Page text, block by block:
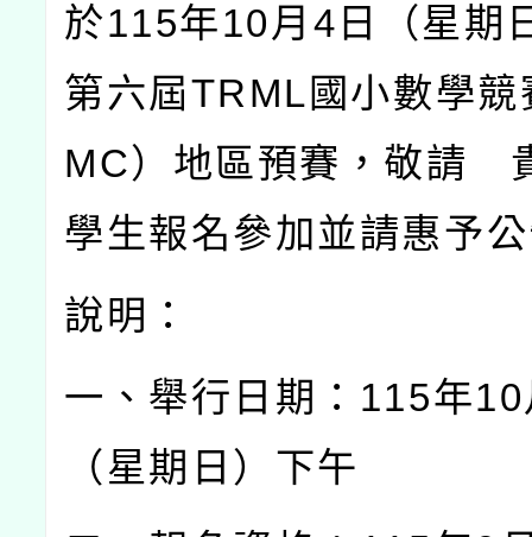
於115年10月 4 日（星期
第六屆TRML 國小數學
MC）地區預賽，敬請
學生報名參加並請惠予
說明：
一、舉行日期： 115年10
（星期日）下午